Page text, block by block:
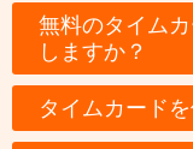
無料のタイム
しますか？
タイムカード